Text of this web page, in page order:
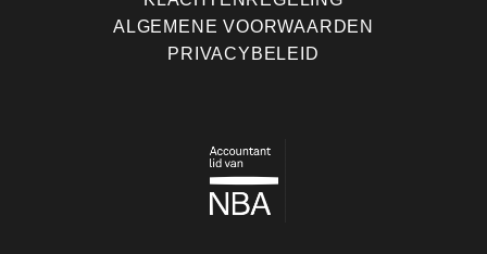
ALGEMENE VOORWAARDEN
PRIVACYBELEID